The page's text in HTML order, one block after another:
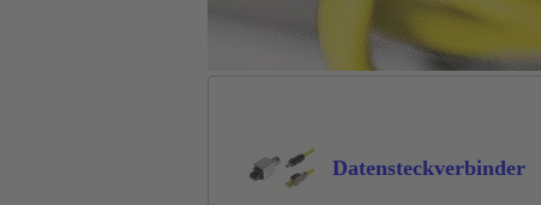
Datensteckverbinder